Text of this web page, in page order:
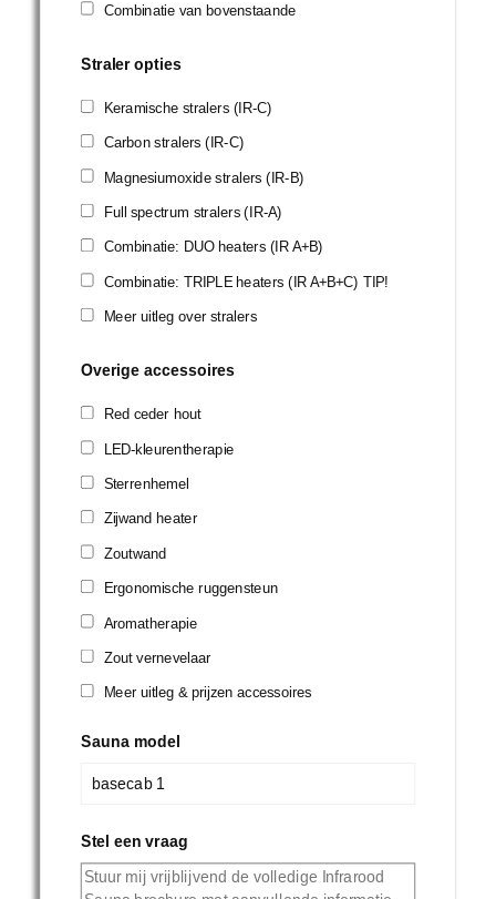
Combinatie van bovenstaande
Straler opties
Keramische stralers (IR-C)
Carbon stralers (IR-C)
Magnesiumoxide stralers (IR-B)
Full spectrum stralers (IR-A)
Combinatie: DUO heaters (IR A+B)
Combinatie: TRIPLE heaters (IR A+B+C) TIP!
Meer uitleg over stralers
Overige accessoires
Red ceder hout
LED-kleurentherapie
Sterrenhemel
Zijwand heater
Zoutwand
Ergonomische ruggensteun
Aromatherapie
Zout vernevelaar
Meer uitleg & prijzen accessoires
Sauna model
Stel een vraag